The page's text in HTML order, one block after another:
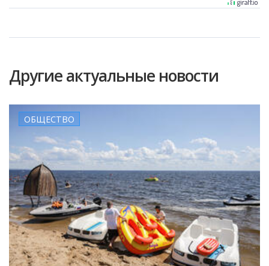
Другие актуальные новости
ОБЩЕСТВО